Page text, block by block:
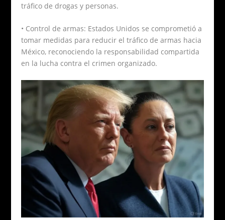
tráfico de drogas y personas.
• Control de armas: Estados Unidos se comprometió a
tomar medidas para reducir el tráfico de armas hacia
México, reconociendo la responsabilidad compartida
en la lucha contra el crimen organizado.